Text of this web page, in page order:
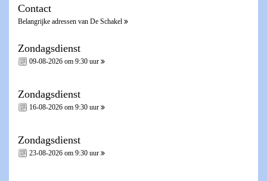
Contact
Belangrijke adressen van De Schakel
Zondagsdienst
09-08-2026 om 9:30 uur
Zondagsdienst
16-08-2026 om 9:30 uur
Zondagsdienst
23-08-2026 om 9:30 uur